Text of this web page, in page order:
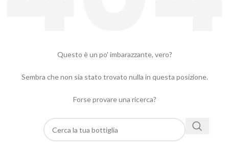
Questo è un po' imbarazzante, vero?
Sembra che non sia stato trovato nulla in questa posizione.
Forse provare una ricerca?